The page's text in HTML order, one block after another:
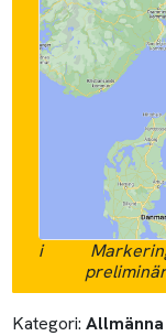
i
Kategori: